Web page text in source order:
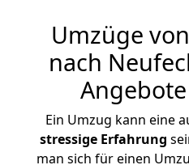
Umzüge
nach
Ein Umzug kann eine
stressige Erfahrung
man sich für einen